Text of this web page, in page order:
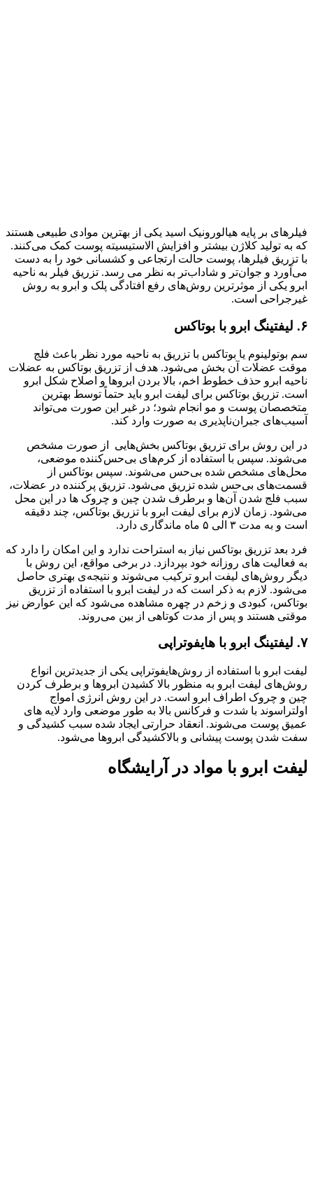
فیلرهای بر پایه هیالورونیک اسید یکی از بهترین موادی طبیعی هستند
که به تولید کلاژن بیشتر و افزایش الاستیسیته پوست کمک می‌کنند.
با تزریق فیلرها، پوست حالت ارتجاعی و کشسانی خود را به دست
می‌آورد و جوان‌تر و شاداب‌تر به نظر می رسد. تزریق فیلر به ناحیه
ابرو یکی از موثرترین روش‌های رفع افتادگی پلک و ابرو به روش
غیرجراحی است.
۶. لیفتینگ ابرو با بوتاکس
سم بوتولینوم یا بوتاکس با تزریق به ناحیه مورد نظر باعث فلج
موقت عضلات آن بخش می‌شود. هدف از تزریق بوتاکس به عضلات
ناحیه ابرو حذف خطوط اخم، بالا بردن ابروها و اصلاح شکل ابرو
است. تزریق بوتاکس برای لیفت ابرو باید حتماً توسط بهترین
متخصصان پوست و مو انجام شود؛ در غیر این صورت می‌تواند
آسیب‌های جبران‌ناپذیری به صورت وارد کند.
در این روش برای تزریق بوتاکس بخش‌هایی از صورت مشخص
می‌شوند. سپس با استفاده از کرم‌های بی‌حس‌کننده موضعی،
محل‌های مشخص شده بی‌حس می‌شوند. سپس بوتاکس از
قسمت‌های بی‌حس شده تزریق می‌شود. تزریق پرکننده در عضلات،
سبب فلج شدن آن‌ها و برطرف شدن چین و چروک ها در این محل
می‌شود. زمان لازم برای لیفت ابرو با تزریق بوتاکس، چند دقیقه
است و به مدت ۳ الی ۵ ماه ماندگاری دارد.
فرد بعد تزریق بوتاکس نیاز به استراحت ندارد و این امکان را دارد که
به فعالیت های روزانه خود بپردازد. در برخی مواقع، این روش با
دیگر روش‌های لیفت ابرو ترکیب می‌شوند و نتیجه‌ی بهتری حاصل
می‌شود. لازم به ذکر است که در لیفت ابرو با استفاده از تزریق
بوتاکس، کبودی و زخم در چهره مشاهده می‌شود که این عوارض نیز
موقتی هستند و پس از مدت کوتاهی از بین می‌روند.
۷. لیفتینگ ابرو با هایفوتراپی
لیفت ابرو با استفاده از روش‌هایفوتراپی یکی از جدیدترین انواع
روش‌های لیفت ابرو به منظور بالا کشیدن ابروها و برطرف کردن
چین و چروک اطراف ابرو است. در این روش انرژی امواج
اولتراسوند با شدت و فرکانس بالا به طور موضعی وارد لایه های
عمیق پوست می‌شوند. انعقاد حرارتی ایجاد شده سبب کشیدگی و
سفت شدن پوست پیشانی و بالاکشیدگی ابروها می‌شود.
لیفت ابرو با مواد در آرایشگاه